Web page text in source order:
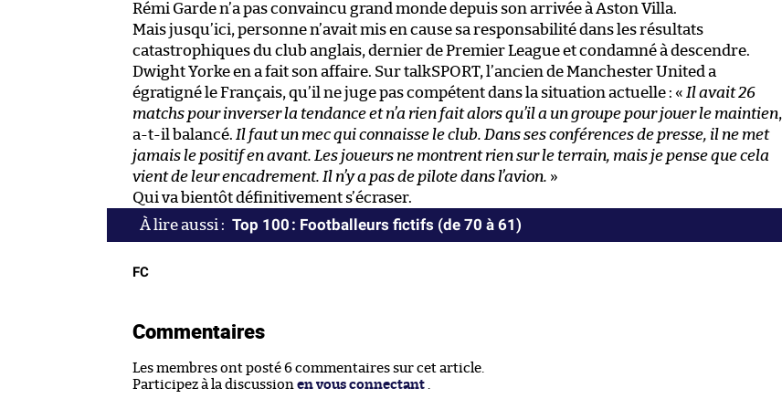
Rémi Garde n’a pas convaincu grand monde depuis son arrivée à Aston Villa.
Mais jusqu’ici, personne n’avait mis en cause sa responsabilité dans les résultats
catastrophiques du club anglais, dernier de Premier League et condamné à descendre.
Dwight Yorke en a fait son affaire. Sur talkSPORT, l’ancien de Manchester United a
égratigné le Français, qu’il ne juge pas compétent dans la situation actuelle : « Il avait 26
matchs pour inverser la tendance et n’a rien fait alors qu’il a un groupe pour jouer le maintien,
a-t-il balancé. Il faut un mec qui connaisse le club. Dans ses conférences de presse, il ne met
jamais le positif en avant. Les joueurs ne montrent rien sur le terrain, mais je pense que cela
vient de leur encadrement. Il n’y a pas de pilote dans l’avion. »
Qui va bientôt définitivement s’écraser.
Top 100 : Footballeurs fictifs (de 70 à 61)
FC
Commentaires
Les membres ont posté 6 commentaires sur cet article.
Participez à la discussion en vous connectant .